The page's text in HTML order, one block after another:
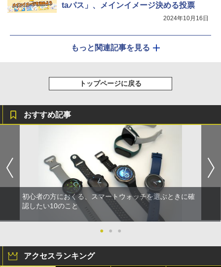
taパス」、メインイメージ決める投票
2024年10月16日
もっと関連記事を見る
トップページに戻る
おすすめ記事
初心者の方におくる、スマートウォッチを選ぶときに確
認したい10のこと
● ● ●
アクセスランキング